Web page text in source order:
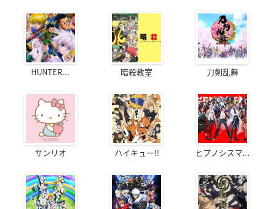
HUNTER... 暗殺教室 刀剣乱舞
サンリオ ハイキュー!! ヒプノシスマ...